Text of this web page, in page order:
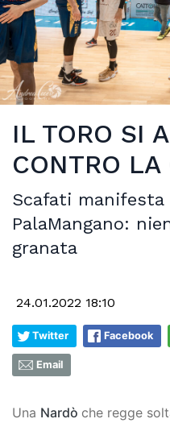
IL TORO SI
CONTRO LA
Scafati
PalaMangano:
granata
24.01.2022 18:10
Twitter Facebook
Email
Una Nardò che regge